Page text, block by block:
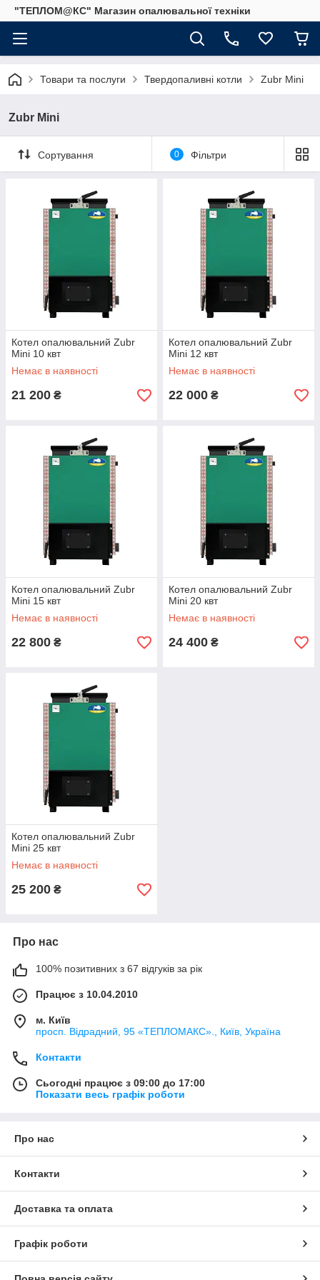
"ТЕПЛОМ@КС" Магазин опалювальної техніки
Товари та послуги Твердопаливні котли Zubr Mini
Zubr Mini
Сортування 0 Фільтри
Котел опалювальний Zubr
Mini 10 квт
Немає в наявності
21 200 ₴
Котел опалювальний Zubr
Mini 12 квт
Немає в наявності
22 000 ₴
Котел опалювальний Zubr
Mini 15 квт
Немає в наявності
22 800 ₴
Котел опалювальний Zubr
Mini 20 квт
Немає в наявності
24 400 ₴
Котел опалювальний Zubr
Mini 25 квт
Немає в наявності
25 200 ₴
Про нас
100% позитивних з 67 відгуків за рік
Працює з 10.04.2010
м. Київ
просп. Відрадний, 95 «ТЕПЛОМАКС»., Київ, Україна
Контакти
Сьогодні працює з 09:00 до 17:00
Показати весь графік роботи
Про нас
Контакти
Доставка та оплата
Графік роботи